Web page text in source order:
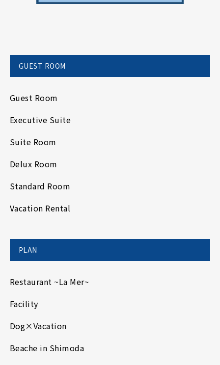
GUEST ROOM
Guest Room
Executive Suite
Suite Room
Delux Room
Standard Room
Vacation Rental
PLAN
Restaurant ~La Mer~
Facility
Dog×Vacation
Beache in Shimoda